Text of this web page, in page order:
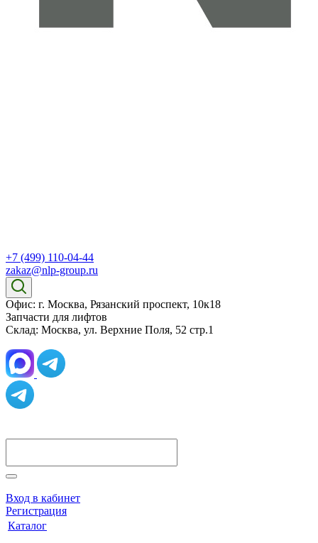
+7 (499) 110-04-44
zakaz@nlp-group.ru
Офис: г. Москва, Рязанский проспект, 10к18
Запчасти для лифтов
Склад: Москва, ул. Верхние Поля, 52 стр.1
Вход в кабинет
Регистрация
Каталог